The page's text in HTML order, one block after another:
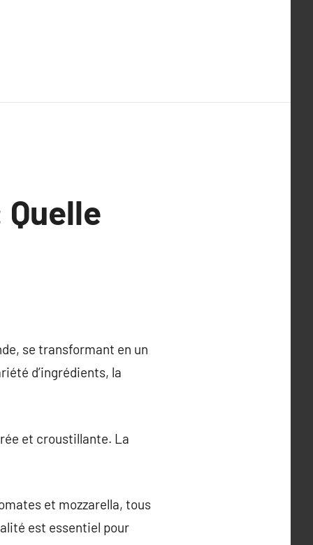
se transformant en un
d’ingrédients, la
et croustillante. La
et mozzarella, tous
est essentiel pour